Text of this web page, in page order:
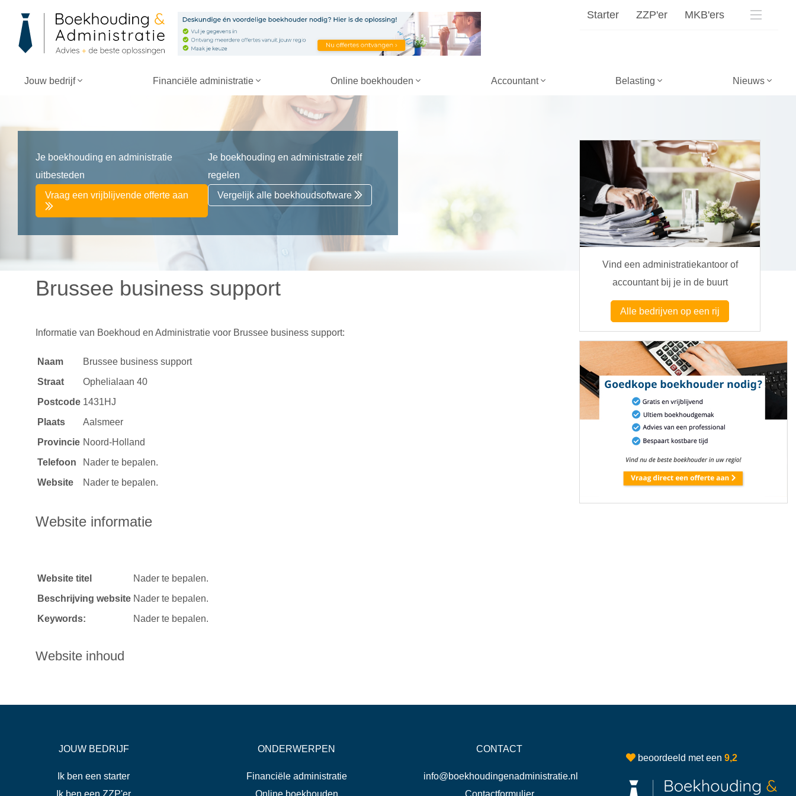
Starter ZZP'er MKB'ers
Jouw bedrijf Financiële administratie Online boekhouden Accountant Belasting Nieuws
Je boekhouding en administratie
uitbesteden
Vraag een vrijblijvende offerte aan
Je boekhouding en administratie zelf
regelen
Vergelijk alle boekhoudsoftware
Brussee business support
Informatie van Boekhoud en Administratie voor Brussee business support:
Naam
Brussee business support
Straat
Ophelialaan 40
Postcode 1431HJ
Plaats
Aalsmeer
Provincie Noord-Holland
Telefoon
Nader te bepalen.
Website
Nader te bepalen.
Website informatie
Website titel
Nader te bepalen.
Beschrijving website Nader te bepalen.
Keywords:
Nader te bepalen.
Website inhoud
Vind een administratiekantoor of
accountant bij je in de buurt
Alle bedrijven op een rij
JOUW BEDRIJF
Ik ben een starter
Ik ben een ZZP'er
ONDERWERPEN
Financiële administratie
Online boekhouden
CONTACT
info@boekhoudingenadministratie.nl
Contactformulier
beoordeeld met een9,2